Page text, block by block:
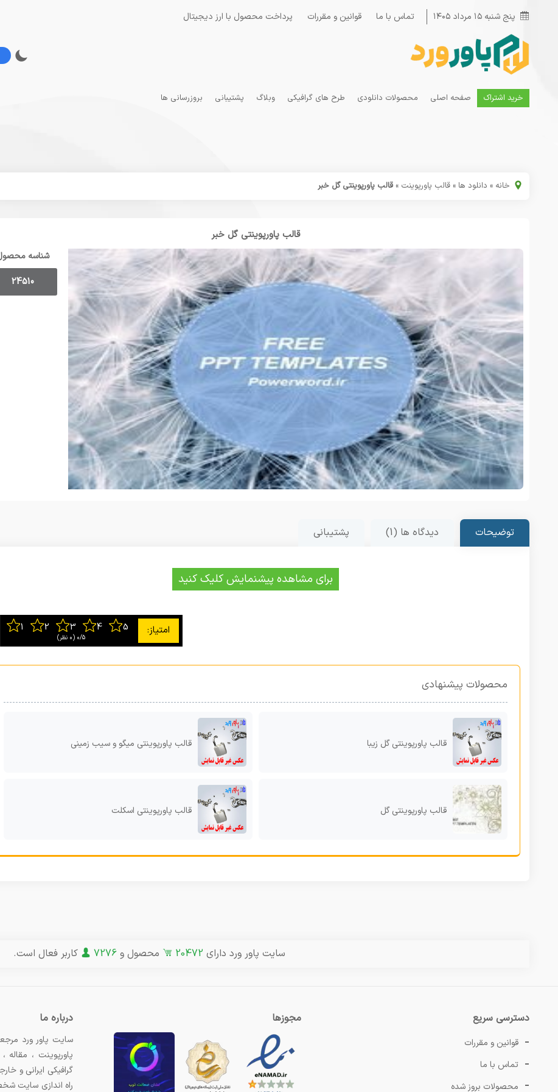
پنج شنبه ۱۵ مرداد ۱۴۰۵ تماس با ما قوانین و مقررات پرداخت محصول با ارز دیجیتال
خرید اشتراک صفحه اصلی محصولات دانلودی طرح های گرافیکی وبلاگ پشتیبانی بروزرسانی ها
خانه » دانلود ها » قالب پاورپوینت » قالب پاورپوینتی گل خبر
قالب پاورپوینتی گل خبر
شناسه
24510
توضیحات دیدگاه ها (1) پشتیبانی
برای مشاهده پیشنمایش کلیک کنید
0/5 ‫(0 نظر)
محصولات پیشنهادی
قالب پاورپوینتی گل زیبا قالب پاورپوینتی میگو و سیب زمینی
قالب پاورپوینتی گل قالب پاورپوینتی اسکلت
سایت پاور ورد دارای 20472 محصول و7276 کاربر فعال است.
دسترسی سریع
قوانین و مقررات
تماس با ما
محصولات بروز شده
مجوزها درباره ما
سایت پاور ورد
پاورپوینت ،
گرافیکی ایرانی و
راه اندازی سایت